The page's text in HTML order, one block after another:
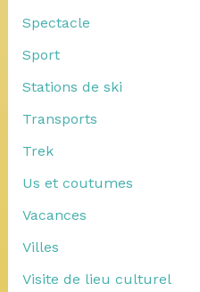
Spectacle
Sport
Stations de ski
Transports
Trek
Us et coutumes
Vacances
Villes
Visite de lieu culturel